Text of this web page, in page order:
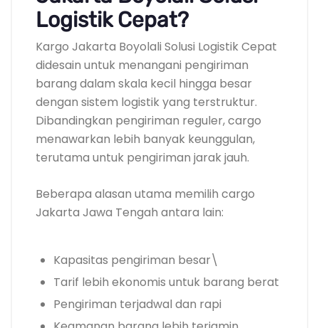
Logistik Cepat?
Kargo Jakarta Boyolali Solusi Logistik Cepat
didesain untuk menangani pengiriman
barang dalam skala kecil hingga besar
dengan sistem logistik yang terstruktur.
Dibandingkan pengiriman reguler, cargo
menawarkan lebih banyak keunggulan,
terutama untuk pengiriman jarak jauh.
Beberapa alasan utama memilih cargo
Jakarta Jawa Tengah antara lain:
Kapasitas pengiriman besar\
Tarif lebih ekonomis untuk barang berat
Pengiriman terjadwal dan rapi